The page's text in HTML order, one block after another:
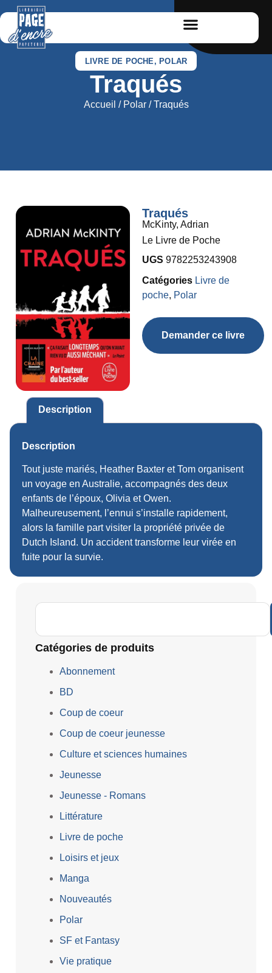
LIVRE DE POCHE ,POLAR
Traqués
Accueil / Polar/ Traqués
Traqués
McKinty, Adrian
Le Livre de Poche
UGS 9782253243908
Catégories Livre de
poche, Polar
Demander ce livre
Description
Description
Tout juste mariés, Heather Baxter et Tom organisent
un voyage en Australie, accompagnés des deux
enfants de l’époux, Olivia et Owen.
Malheureusement, l’ennui s’installe rapidement,
alors la famille part visiter la propriété privée de
Dutch Island. Un accident transforme leur virée en
fuite pour la survie.
Catégories de produits
Abonnement
BD
Coup de coeur
Coup de coeur jeunesse
Culture et sciences humaines
Jeunesse
Jeunesse - Romans
Littérature
Livre de poche
Loisirs et jeux
Manga
Nouveautés
Polar
SF et Fantasy
Vie pratique